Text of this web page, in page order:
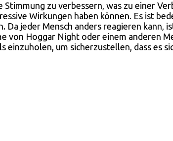
zu verbessern, was zu einer
Wirkungen haben können. Es ist
jeder Mensch anders reagieren kann,
von Hoggar Night oder einem anderen
einzuholen, um sicherzustellen, dass es